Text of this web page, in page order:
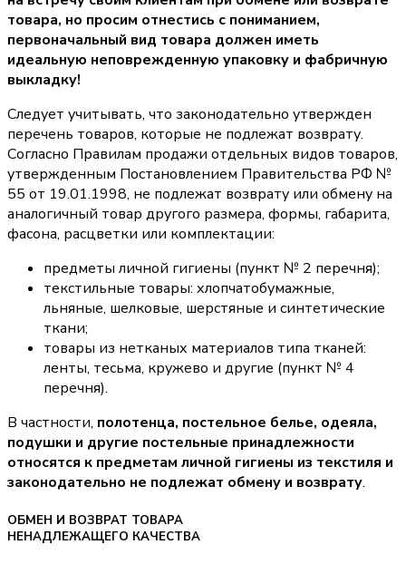
товара, но просим отнестись с пониманием,
первоначальный вид товара должен иметь
идеальную неповрежденную упаковку и фабричную
выкладку!
Следует учитывать, что законодательно утвержден
перечень товаров, которые не подлежат возврату.
Согласно Правилам продажи отдельных видов товаров,
утвержденным Постановлением Правительства РФ №
55 от 19.01.1998, не подлежат возврату или обмену на
аналогичный товар другого размера, формы, габарита,
фасона, расцветки или комплектации:
предметы личной гигиены (пункт № 2 перечня);
текстильные товары: хлопчатобумажные,
льняные, шелковые, шерстяные и синтетические
ткани;
товары из нетканых материалов типа тканей:
ленты, тесьма, кружево и другие (пункт № 4
перечня).
В частности, полотенца, постельное белье, одеяла,
подушки и другие постельные принадлежности
относятся к предметам личной гигиены из текстиля и
законодательно не подлежат обмену и возврату.
ОБМЕН И ВОЗВРАТ ТОВАРА
НЕНАДЛЕЖАЩЕГО КАЧЕСТВА